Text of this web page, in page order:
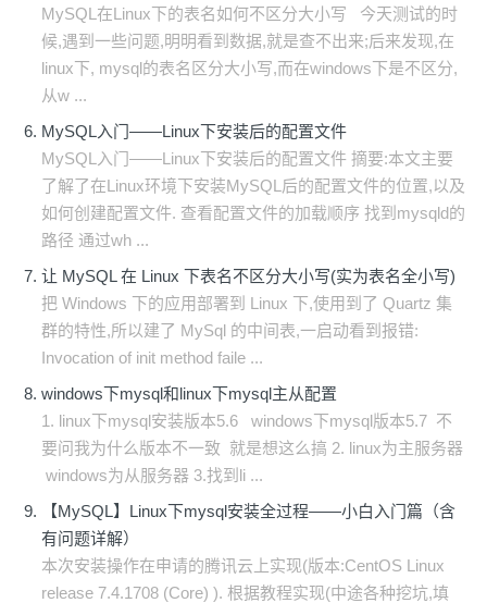
MySQL在Linux下的表名如何不区分大小写 今天测试的时
候,遇到一些问题,明明看到数据,就是查不出来;后来发现,在
linux下, mysql的表名区分大小写,而在windows下是不区分,
从w ...
MySQL入门——Linux下安装后的配置文件
MySQL入门——Linux下安装后的配置文件 摘要:本文主要
了解了在Linux环境下安装MySQL后的配置文件的位置,以及
如何创建配置文件. 查看配置文件的加载顺序 找到mysqld的
路径 通过wh ...
让 MySQL 在 Linux 下表名不区分大小写(实为表名全小写)
把 Windows 下的应用部署到 Linux 下,使用到了 Quartz 集
群的特性,所以建了 MySql 的中间表,一启动看到报错:
Invocation of init method faile ...
windows下mysql和linux下mysql主从配置
1. linux下mysql安装版本5.6 windows下mysql版本5.7 不
要问我为什么版本不一致 就是想这么搞 2. linux为主服务器
windows为从服务器 3.找到li ...
【MySQL】Linux下mysql安装全过程——小白入门篇（含
有问题详解）
本次安装操作在申请的腾讯云上实现(版本:CentOS Linux
release 7.4.1708 (Core) ). 根据教程实现(中途各种挖坑,填